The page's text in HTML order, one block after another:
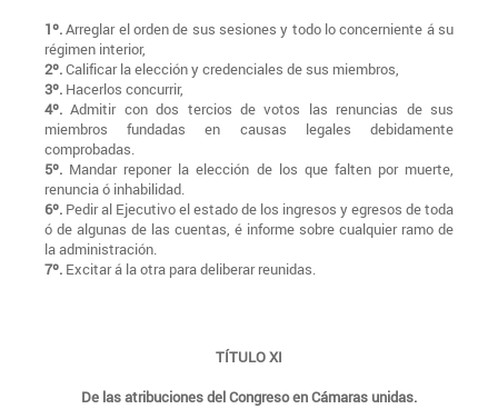
1º.Arreglar el orden de sus sesiones y todo lo concerniente á su
régimen interior,
2º.Calificar la elección y credenciales de sus miembros,
3º. Hacerlos concurrir,
4º. Admitir con dos tercios de votos las renuncias de sus
miembros fundadas en causas legales debidamente
comprobadas.
5º. Mandar reponer la elección de los que falten por muerte,
renuncia ó inhabilidad.
6º. Pedir al Ejecutivo el estado de los ingresos y egresos de toda
ó de algunas de las cuentas, é informe sobre cualquier ramo de
la administración.
7º. Excitar á la otra para deliberar reunidas.
TÍTULO XI
De las atribuciones del Congreso en Cámaras unidas.